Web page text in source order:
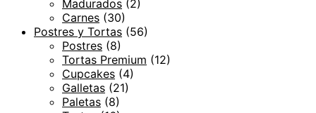
Madurados (2)
Carnes (30)
Postres y Tortas (56)
Postres (8)
Tortas Premium (12)
Cupcakes (4)
Galletas (21)
Paletas (8)